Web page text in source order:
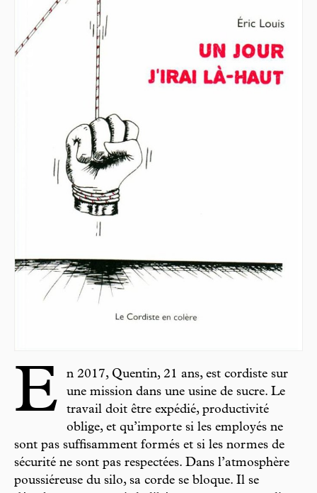
E
n 2017, Quentin, 21 ans, est cordiste sur
une mission dans une usine de sucre. Le
travail doit être expédié, productivité
oblige, et qu’importe si les employés ne
sont pas suffisamment formés et si les normes de
sécurité ne sont pas respectées. Dans l’atmosphère
poussiéreuse du silo, sa corde se bloque. Il se